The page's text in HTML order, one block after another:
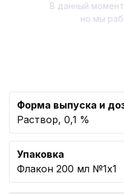
В данный момент
но мы
Форма выпуска и
Раствор, 0,1 %
Упаковка
Флакон 200 мл №1x1